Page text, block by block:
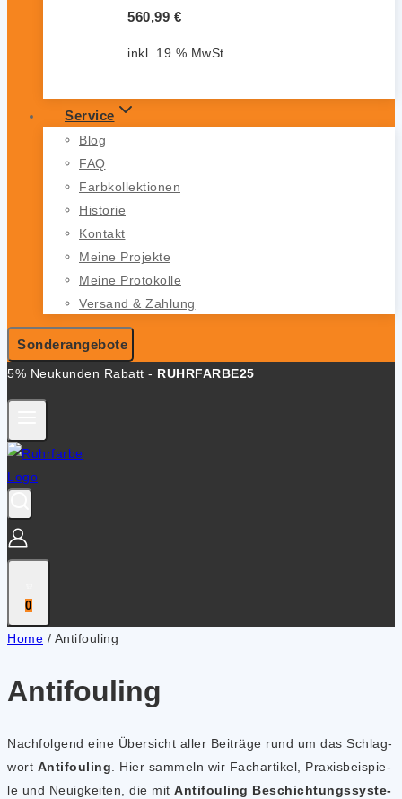
560,99 €
inkl. 19 % MwSt.
Service
Blog
FAQ
Farbkollektionen
Historie
Kontakt
Meine Projekte
Meine Protokolle
Versand & Zahlung
Sonderangebote
5% Neukunden Rabatt - RUHRFARBE25
0
Home / Antifouling
Antifouling
Nach­fol­gend eine Über­sicht aller Bei­trä­ge rund um das Schlag­
wort Anti­fouling. Hier sam­meln wir Fach­ar­ti­kel, Pra­xis­bei­spie­
le und Neu­ig­kei­ten, die mit Anti­fouling Beschich­tungs­sys­te­